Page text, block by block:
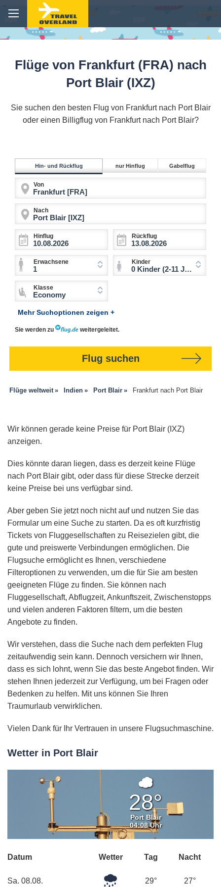
Flüge von Frankfurt (FRA) nach
Port Blair (IXZ)
Sie suchen den besten Flug von Frankfurt nach Port Blair
oder einen Billigflug von Frankfurt nach Port Blair?
Hin- und Rückflug nur Hinflug Gabelflug
Von
Nach
Hinflug Rückflug
Erwachsene
1
Kinder
0 Kinder (2-11 Jahre)
Klasse
Economy
Mehr Suchoptionen zeigen +
Sie werden zu weitergeleitet.
Flug suchen
Flüge weltweit Indien Port Blair Frankfurt nach Port Blair
Wir können gerade keine Preise für Port Blair (IXZ)
anzeigen.
Dies könnte daran liegen, dass es derzeit keine Flüge
nach Port Blair gibt, oder dass für diese Strecke derzeit
keine Preise bei uns verfügbar sind.
Aber geben Sie jetzt noch nicht auf und nutzen Sie das
Formular um eine Suche zu starten. Da es oft kurzfristig
Tickets von Fluggesellschaften zu Reisezielen gibt, die
gute und preiswerte Verbindungen ermöglichen. Die
Flugsuche ermöglicht es Ihnen, verschiedene
Filteroptionen zu verwenden, um die für Sie am besten
geeigneten Flüge zu finden. Sie können nach
Fluggesellschaft, Abflugzeit, Ankunftszeit, Zwischenstopps
und vielen anderen Faktoren filtern, um die besten
Angebote zu finden.
Wir verstehen, dass die Suche nach dem perfekten Flug
zeitaufwendig sein kann. Dennoch versichern wir Ihnen,
dass es sich lohnt, wenn Sie das beste Angebot finden. Wir
stehen Ihnen jederzeit zur Verfügung, um bei Fragen oder
Bedenken zu helfen. Mit uns können Sie Ihren
Traumurlaub verwirklichen.
Vielen Dank für Ihr Vertrauen in unsere Flugsuchmaschine.
Wetter in Port Blair
Bedeckt
28°
Port Blair
04:08 Uhr
Datum Wetter Tag Nacht
Sa. 08.08.
Mäßiger29° 27°